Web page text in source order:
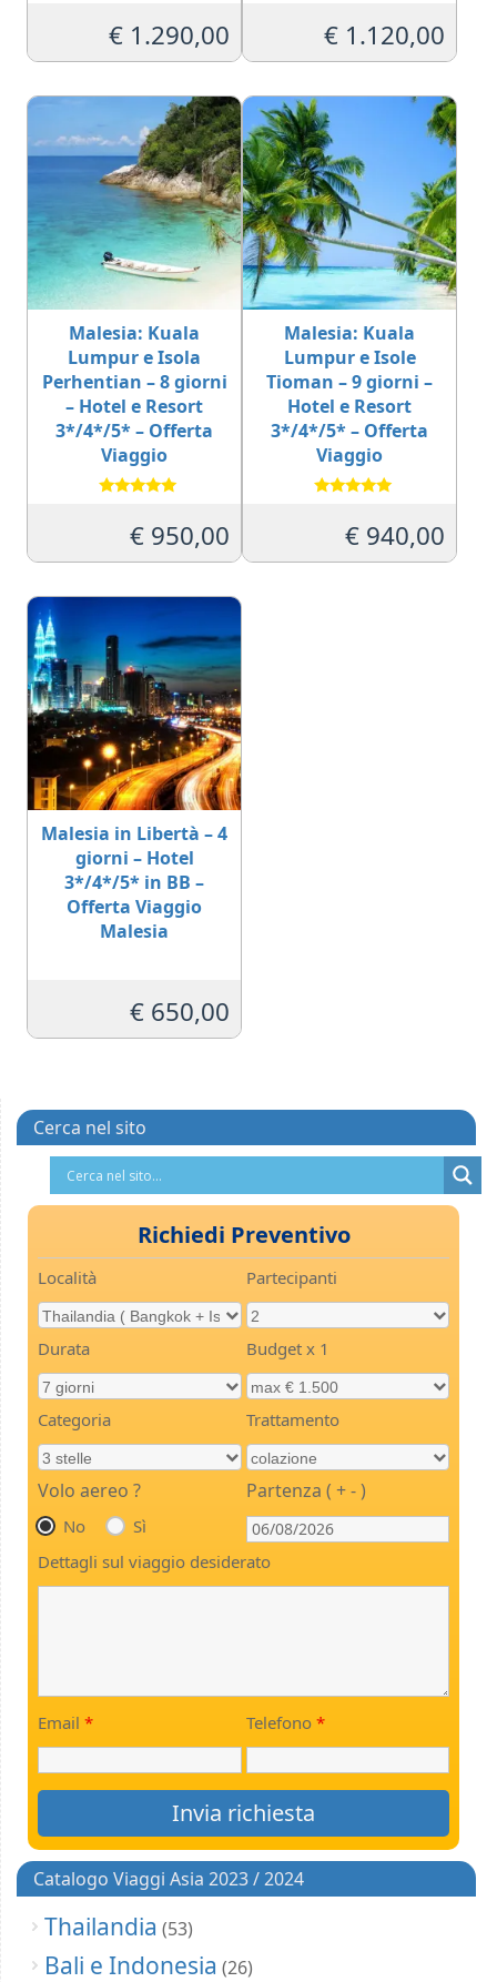
su 5
€ 1.290,00
su 5
€ 1.120,00
Malesia: Kuala
Lumpur e Isola
Perhentian – 8 giorni
– Hotel e Resort
3*/4*/5* – Offerta
Viaggio
su 5€ 950,00
Malesia: Kuala
Lumpur e Isole
Tioman – 9 giorni –
Hotel e Resort
3*/4*/5* – Offerta
Viaggio
su 5€ 940,00
Malesia in Libertà – 4
giorni – Hotel
3*/4*/5* in BB –
Offerta Viaggio
Malesia
€ 650,00
Cerca nel sito
Richiedi Preventivo
Località Partecipanti
Durata Budget x 1
Categoria Trattamento
Volo aereo ?
No Sì
Partenza ( + - )
Dettagli sul viaggio desiderato
Email * Telefono *
Catalogo Viaggi Asia 2023 / 2024
Thailandia (53)
Bali e Indonesia (26)